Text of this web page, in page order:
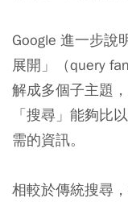
Google 進一步說
展開」（query
解成多個子主題
「搜尋」能夠比
需的資訊。
相較於傳統搜尋